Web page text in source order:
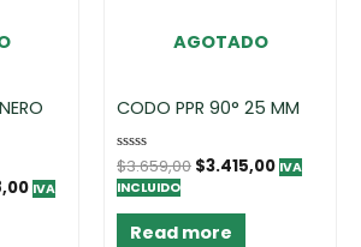
IVA
AGOTADO
CODO PPR 90° 25 MM
Rated
0
out
$3.659,00 $3.415,00 IVA
INCLUIDO
Read more